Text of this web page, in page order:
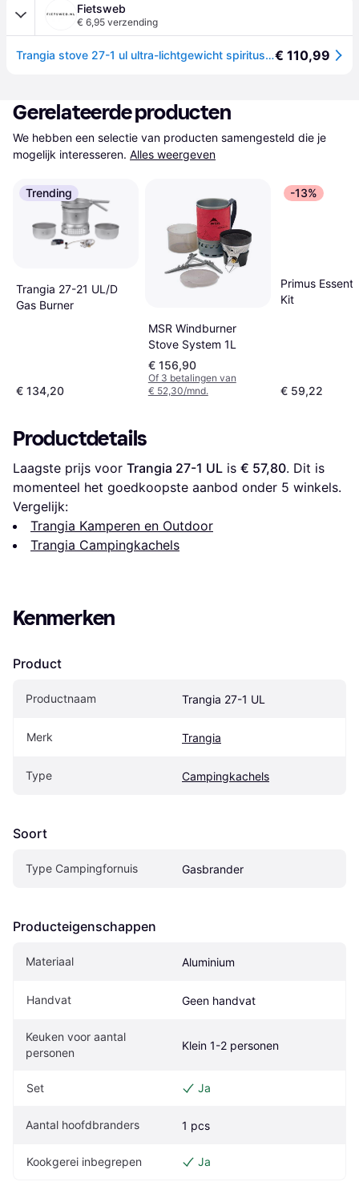
Fietsweb
€ 6,95 verzending
Trangia stove 27-1 ul ultra-lichtgewicht spiritus campingkookset 18,5 x 10 cm€ 110,99
Gerelateerde producten
We hebben een selectie van producten samengesteld die je
mogelijk interesseren. Alles weergeven
Trending
Trangia 27-21 UL/D
Gas Burner
€ 134,20
MSR Windburner
Stove System 1L
€ 156,90
Of 3 betalingen van
€ 52,30/mnd.
-13%
Primus
Kit
€ 59,22
Productdetails
Laagste prijs voor Trangia 27-1 UL is € 57,80. Dit is
momenteel het goedkoopste aanbod onder 5 winkels.
Vergelijk:
Trangia Kamperen en Outdoor
Trangia Campingkachels
Kenmerken
Product
Productnaam Trangia 27-1 UL
Merk Trangia
Type Campingkachels
Soort
Type Campingfornuis Gasbrander
Producteigenschappen
Materiaal Aluminium
Handvat Geen handvat
Keuken voor aantal
personen
Klein 1-2 personen
Set Ja
Aantal hoofdbranders 1 pcs
Kookgerei inbegrepen Ja